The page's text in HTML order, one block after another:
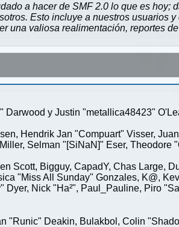
a hacer de SMF 2.0 lo que es hoy;
Esto incluye a nuestros usuarios
una valiosa realimentación, reportes
Darwood y Justin "metallica48423"
Hendrik Jan "Compuart" Visser,
Selman "[SiNaN]" Eser,
Scott, Bigguy, CapadY, Chas Large,
"Miss All Sunday" Gonzales, K@,
Nick "Ha²", Paul_Pauline, Piro
Deakin, Bulakbol, Colin